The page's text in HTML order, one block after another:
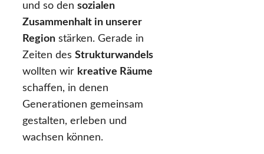
und so den sozialen
Zusammenhalt in unserer
Region stärken. Gerade in
Zeiten des Strukturwandels
wollten wir kreative Räume
schaffen, in denen
Generationen gemeinsam
gestalten, erleben und
wachsen können.